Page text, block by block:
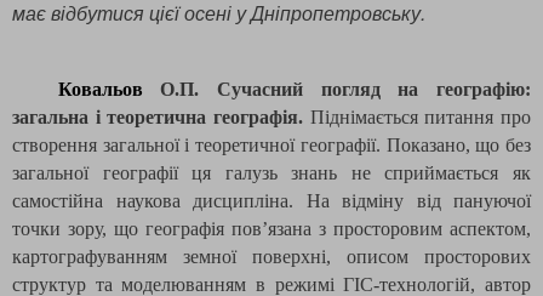
має відбутися цієї осені у Дніпропетровську.
Ковальов О.П. Сучасний погляд на географію:
загальна і теоретична географія. Піднімається питання про
створення загальної і теоретичної географії. Показано, що без
загальної географії ця галузь знань не сприймається як
самостійна
наукова дисципліна. На відміну від пануючої
точки зору, що географія пов’язана з просторовим аспектом,
картографуванням земної поверхні, описом просторових
структур та моделюванням в режимі ГІС-технологій, автор